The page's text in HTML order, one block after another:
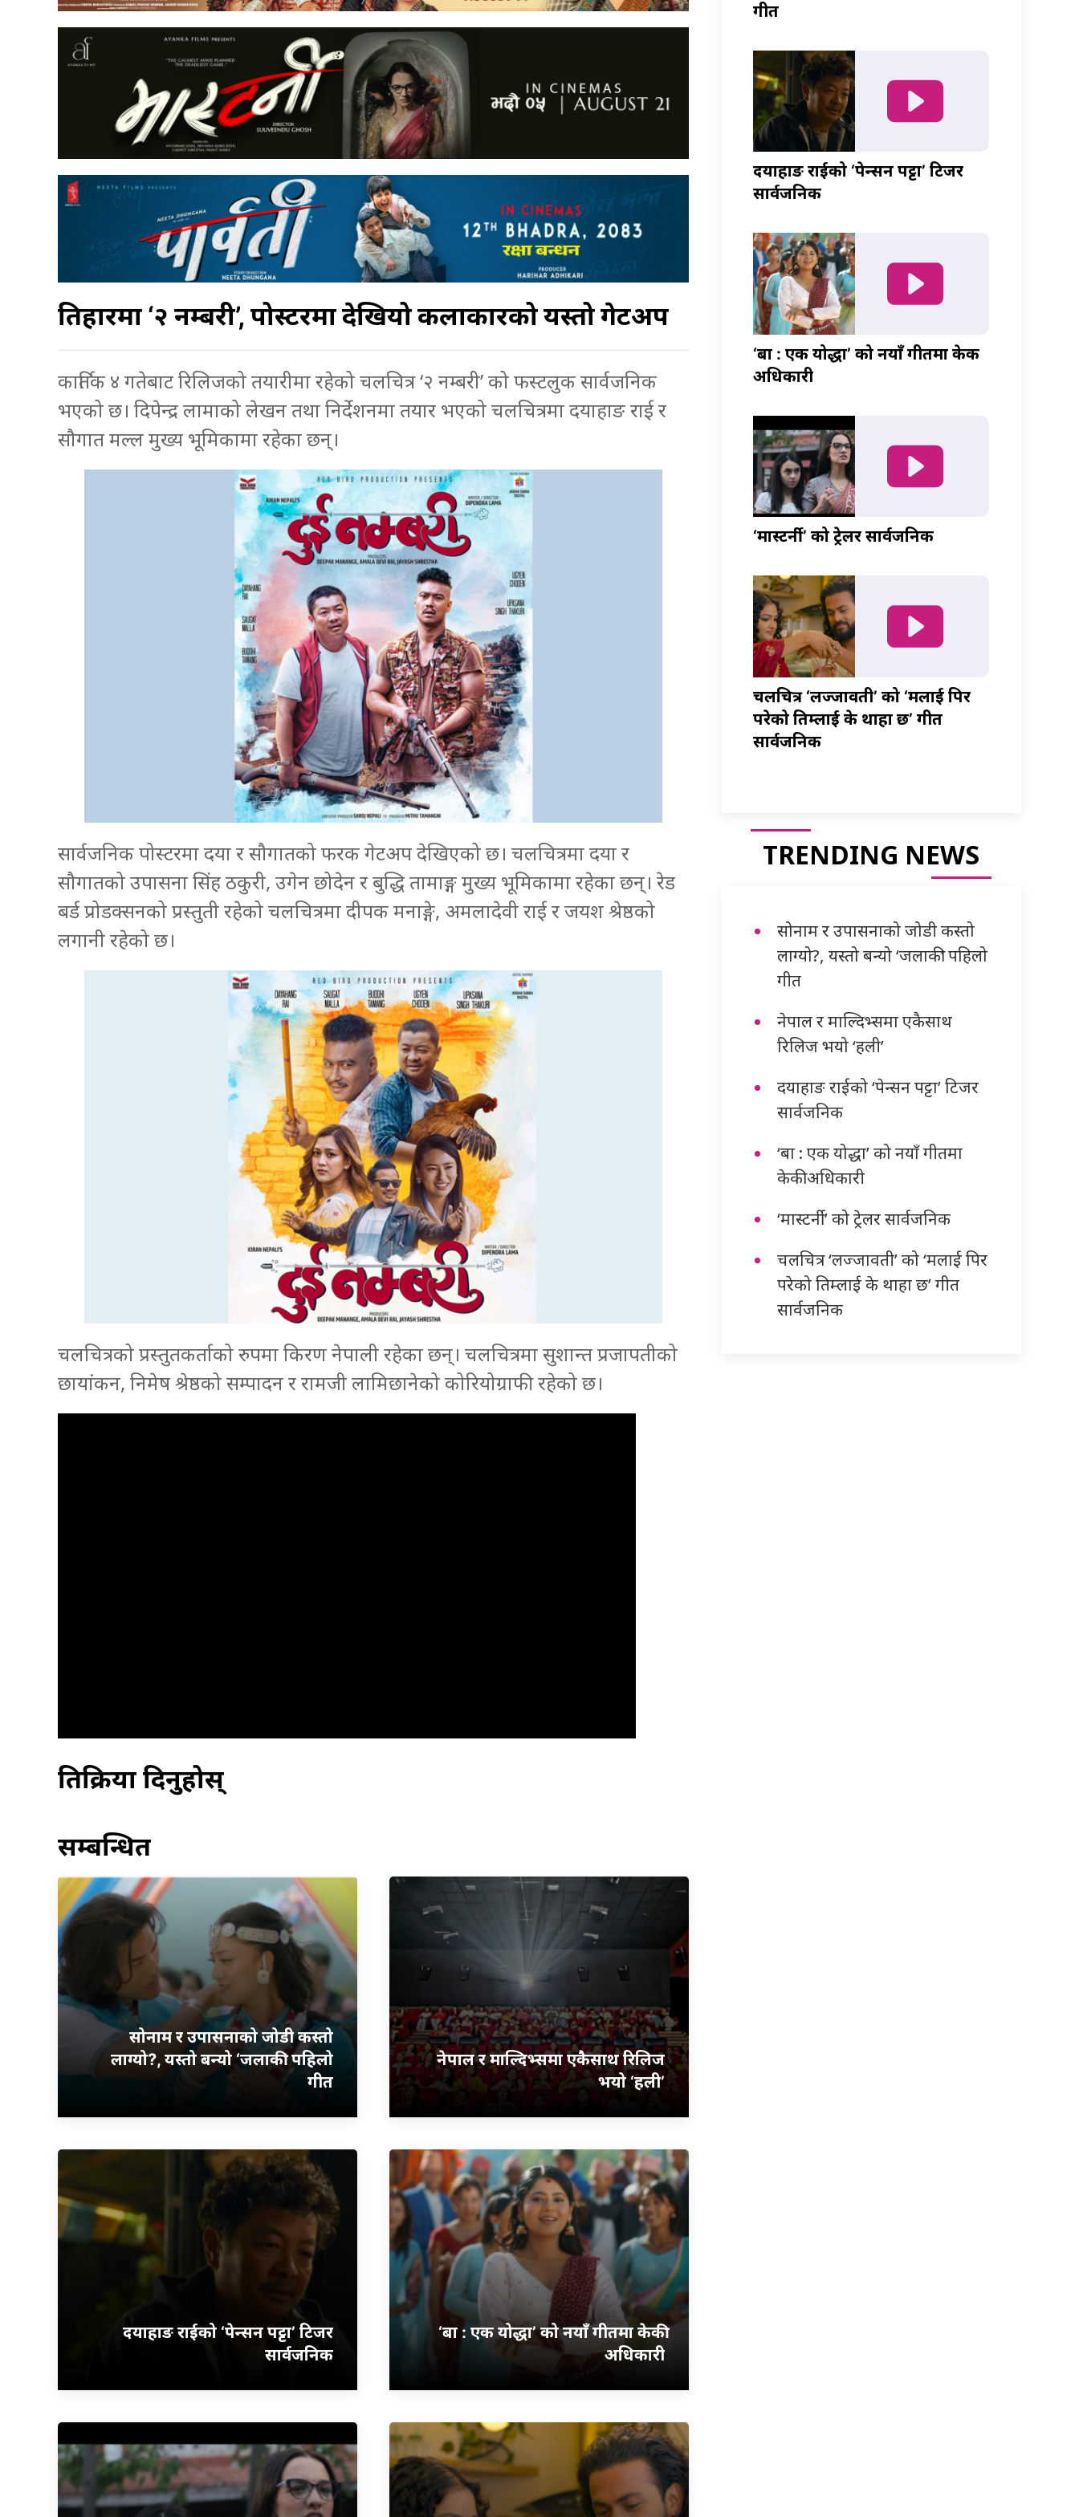
तिहारमा ‘२ नम्बरी’, पोस्टरमा देखियो कलाकारको यस्तो गेटअप
कार्तिक ४ गतेबाट रिलिजको तयारीमा रहेको चलचित्र ‘२ नम्बरी’ को फस्टलुक सार्वजनिक
भएको छ। दिपेन्द्र लामाको लेखन तथा निर्देशनमा तयार भएको चलचित्रमा दयाहाङ राई र
सौगात मल्ल मुख्य भूमिकामा रहेका छन्।
सार्वजनिक पोस्टरमा दया र सौगातको फरक गेटअप देखिएको छ। चलचित्रमा दया र
सौगातको उपासना सिंह ठकुरी, उगेन छोदेन र बुद्धि तामाङ्ग मुख्य भूमिकामा रहेका छन्। रेड
बर्ड प्रोडक्सनको प्रस्तुती रहेको चलचित्रमा दीपक मनाङ्गे, अमलादेवी राई र जयश श्रेष्ठको
लगानी रहेको छ।
चलचित्रको प्रस्तुतकर्ताको रुपमा किरण नेपाली रहेका छन्। चलचित्रमा सुशान्त प्रजापतीको
छायांकन, निमेष श्रेष्ठको सम्पादन र रामजी लामिछानेको कोरियोग्राफी रहेको छ।
प्रतिक्रिया दिनुहोस्
सम्बन्धित
सोनाम र उपासनाको जोडी कस्तो
लाग्यो?, यस्तो बन्यो ‘जलाकी’ पहिलो
गीत
नेपाल र माल्दिभ्समा एकैसाथ रिलिज
भयो ‘हली’
दयाहाङ राईको ‘पेन्सन पट्टा’ टिजर
सार्वजनिक
‘बा : एक योद्धा’ को नयाँ गीतमा केकी
अधिकारी
गीत
दयाहाङ राईको ‘पेन्सन पट्टा’ टिजर
सार्वजनिक
‘बा : एक योद्धा’ को नयाँ गीतमा केकी
अधिकारी
‘मास्टर्नी’ को ट्रेलर सार्वजनिक
चलचित्र ‘लज्जावती’ को ‘मलाई पिर
परेको तिम्लाई के थाहा छ’ गीत
सार्वजनिक
TRENDING NEWS
सोनाम र उपासनाको जोडी कस्तो
लाग्यो?, यस्तो बन्यो ‘जलाकी’ पहिलो
गीत
नेपाल र माल्दिभ्समा एकैसाथ
रिलिज भयो ‘हली’
दयाहाङ राईको ‘पेन्सन पट्टा’ टिजर
सार्वजनिक
‘बा : एक योद्धा’ को नयाँ गीतमा
केकी अधिकारी
‘मास्टर्नी’ को ट्रेलर सार्वजनिक
चलचित्र ‘लज्जावती’ को ‘मलाई पिर
परेको तिम्लाई के थाहा छ’ गीत
सार्वजनिक